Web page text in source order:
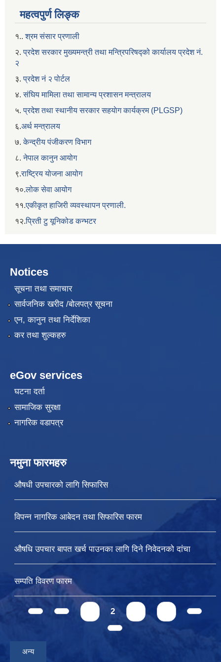
महत्वपुर्ण लिङ्क
१..श्रम संसार प्रणाली
२. प्रदेश सरकार मुख्यमन्त्री तथा मन्त्रिपरिषद्को कार्यालय प्रदेश नं.
२
३.प्रदेश नं २ पोर्टल
४.संघिय मामिला तथा सामान्य प्रशासन मन्त्रालय
५.प्रदेश तथा स्थानीय सरकार सहयाेग कार्यक्रम (PLGSP)
६.अर्थ मन्त्रालय
७.केन्द्रीय पंजीकरण विभाग
८.नेपाल कानुन आयोग
९.राष्ट्रिय योजना आयोग
१०.लोक सेवा आयोग
११.एकीकृत हाजिरी व्यवस्थापन प्रणाली.
१२.प्रिती टु यूनिकोड कन्भटर
Notices
सूचना तथा समाचार
सार्वजनिक खरीद /बोलपत्र सूचना
एन, कानुन तथा निर्देशिका
कर तथा शुल्कहरु
eGov services
घटना दर्ता
सामाजिक सुरक्षा
नागरिक वडापत्र
नमुना फारमहरु
औषधी उपचारको लागि सिफारिस
विपन्न नागरिक आबेदन तथा सिफारिस फारम
औषधि उपचार बापत खर्च पाउनका लागि दिने निवेदनको दांचा
सम्पति विवरण फारम
Pages 2
अन्य